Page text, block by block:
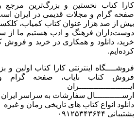
کارا کتاب نخستین و بزرگ‌ترین مرجع
صفحه گرام و مجلات قدیمی در ایران
بیش از صد هزار عنوان کتاب کمیاب،
خرید، دانلود و همکاری در خرید و فروش
کرده‌ایم.
فروشــــگاه اینترنتی کارا کتاب اولین و
فروش کتاب نایاب، صفحه گرام
ایـــــــــــــــــــــران
ارســـــــــــال سفارشات به سراسر
دانلود انواع کتاب های تاریخی رمان و غیره
پشتیبانی ۰۹۱۲۵۳۴۳۶۴۴